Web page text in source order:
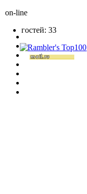
on-line
гостей: 33